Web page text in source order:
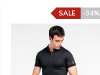
-34%
SALE